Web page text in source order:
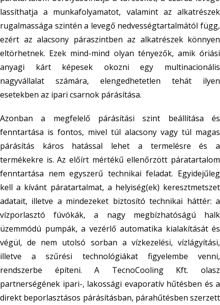
lassíthatja a munkafolyamatot, valamint az alkatrészek
rugalmassága szintén a levegő nedvességtartalmától függ,
ezért az alacsony páraszintben az alkatrészek könnyen
eltörhetnek. Ezek mind-mind olyan tényezők, amik óriási
anyagi kárt képesek okozni egy multinacionális
nagyvállalat számára, elengedhetetlen tehát ilyen
esetekben az ipari csarnok párásítása.
Azonban a megfelelő párásítási szint beállítása és
fenntartása is fontos, mivel túl alacsony vagy túl magas
párásítás káros hatással lehet a termelésre és a
termékekre is. Az előírt mértékű ellenőrzött páratartalom
fenntartása nem egyszerű technikai feladat. Egyidejűleg
kell a kívánt páratartalmat, a helyiség(ek) keresztmetszet
adatait, illetve a mindezeket biztosító technikai háttér: a
vízporlasztó fúvókák, a nagy megbízhatóságú halk
üzemmódú pumpák, a vezérlő automatika kialakítását és
végül, de nem utolsó sorban a vízkezelési, vízlágyítási,
illetve a szűrési technológiákat figyelembe venni,
rendszerbe építeni. A TecnoCooling Kft. olasz
partnerségének ipari-, lakossági evaporatív hűtésben és a
direkt beporlasztásos párásításban, párahűtésben szerzett